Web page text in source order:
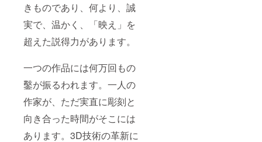
きものであり、何より、誠
実で、温かく、「映え」を
超えた説得力があります。
一つの作品には何万回もの
鑿が振るわれます。一人の
作家が、ただ実直に彫刻と
向き合った時間がそこには
あります。3D技術の革新に